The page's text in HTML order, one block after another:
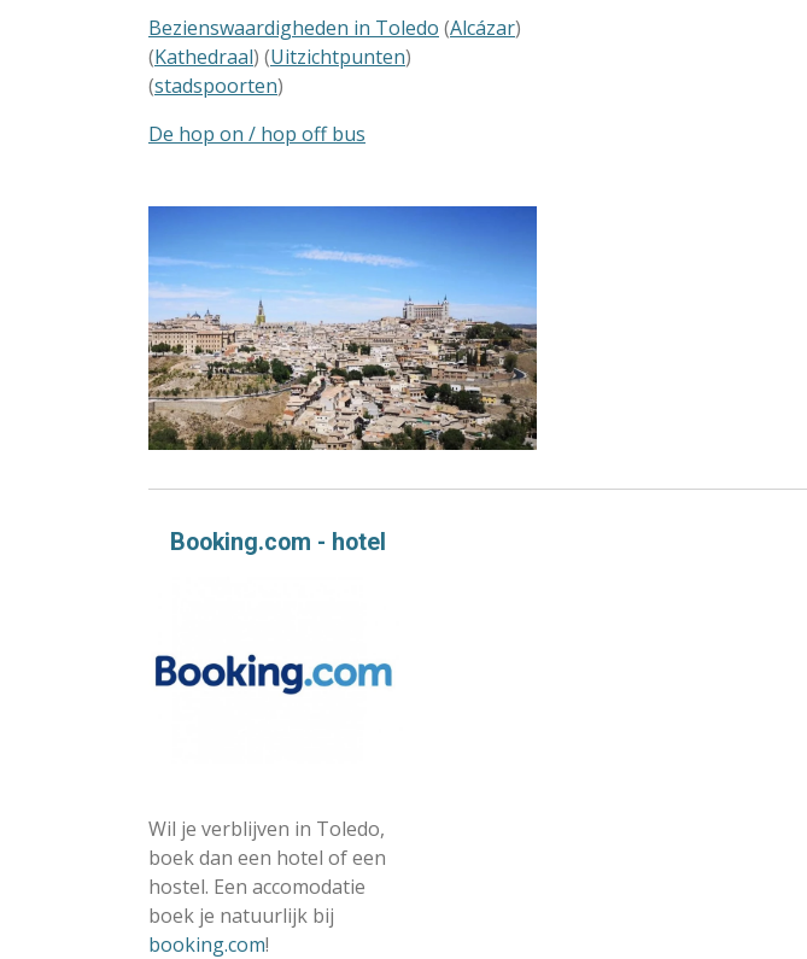
Bezienswaardigheden in Toledo (Alcázar)
(Kathedraal) (Uitzichtpunten)
(stadspoorten)
De hop on / hop off bus
Booking.com - hotel
Wil je verblijven in Toledo,
boek dan een hotel of een
hostel. Een accomodatie
boek je natuurlijk bij
booking.com!